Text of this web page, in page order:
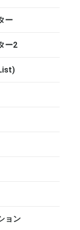
ー
ー2
ョン